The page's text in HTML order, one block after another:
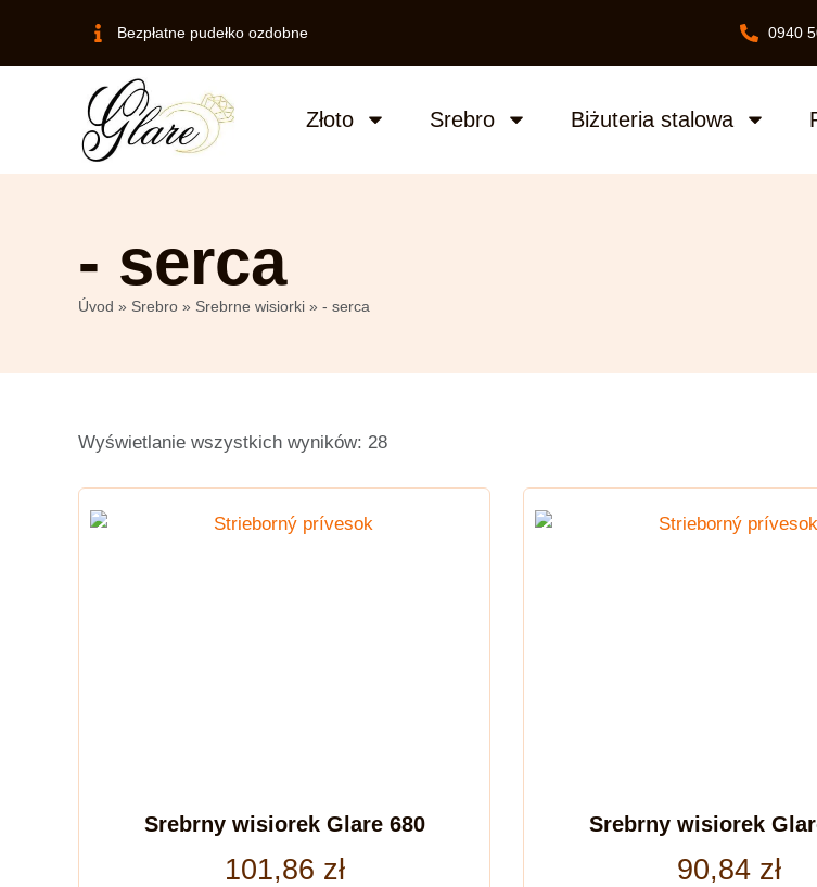
Bezpłatne pudełko ozdobne 0940
Złoto Srebro Biżuteria stalowa
- serca
Úvod » Srebro » Srebrne wisiorki » - serca
Wyświetlanie wszystkich wyników: 28
Srebrny wisiorek Glare 680
101,86 zł
Srebrny wisiorek
90,84 zł